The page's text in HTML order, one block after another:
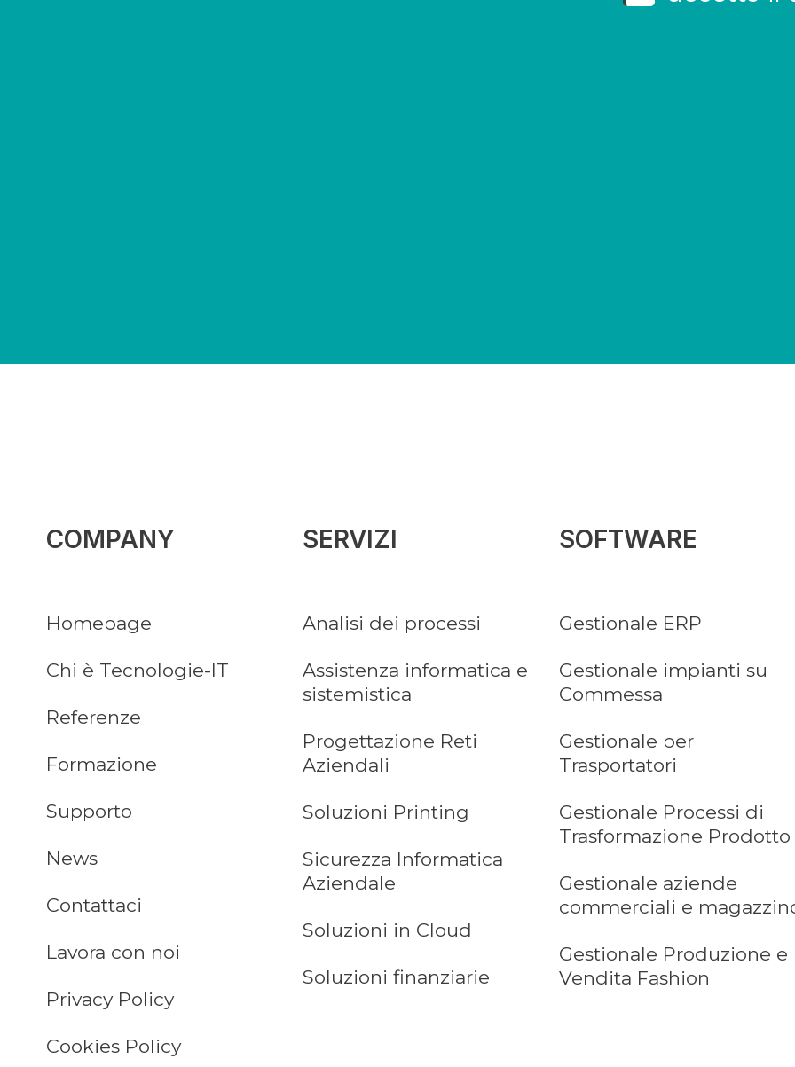
COMPANY
Homepage
Chi è Tecnologie-IT
Referenze
Formazione
Supporto
News
Contattaci
Lavora con noi
Privacy Policy
Cookies Policy
SERVIZI
Analisi dei processi
Assistenza informatica e
sistemistica
Progettazione Reti
Aziendali
Soluzioni Printing
Sicurezza Informatica
Aziendale
Soluzioni in Cloud
Soluzioni finanziarie
SOFTWARE
Gestionale ERP
Gestionale impianti su
Commessa
Gestionale per
Trasportatori
Gestionale Processi di
Trasformazione Prodotto
Gestionale aziende
commerciali e
Gestionale Produzione e
Vendita Fashion